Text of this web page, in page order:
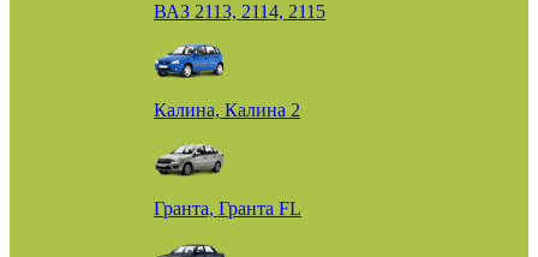
ВАЗ 2113, 2114, 2115
Калина, Калина 2
Гранта, Гранта FL